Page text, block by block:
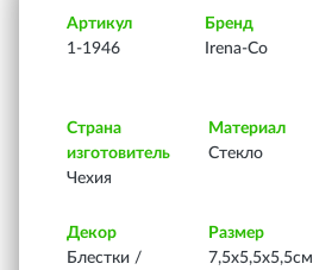
Артикул
1-1946
Бренд
Irena-Co
Страна
изготовитель
Чехия
Материал
Стекло
Декор
Блестки /
Размер
7,5х5,5х5,5см